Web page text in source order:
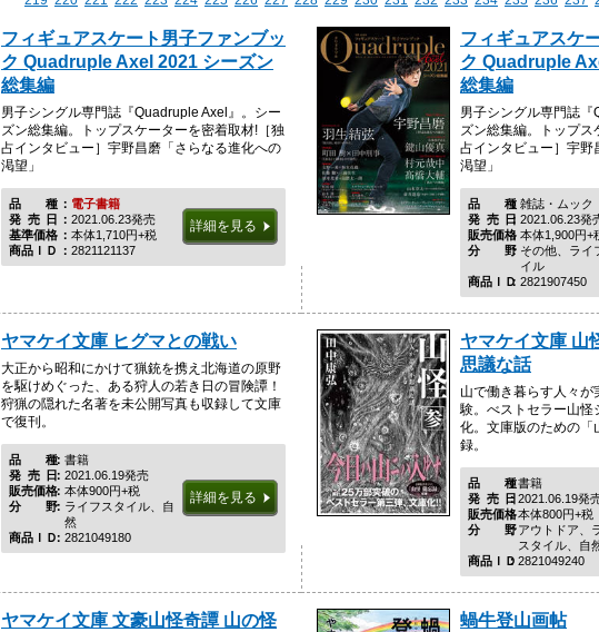
フィギュアスケート男子ファンブッ
ク Quadruple Axel 2021 シーズン
総集編
男子シングル専門誌『Quadruple Axel』。シー
ズン総集編。トップスケーターを密着取材!［独
占インタビュー］宇野昌磨「さらなる進化への
渇望」
品種電子書籍
発売日 2021.06.23発売
基準価格
本体1,710円+税
商品ＩＤ
2821121137
詳細を見る
フィギュアスケ
ク Quadruple
総集編
男子シングル専門誌
ズン総集編。トップ
占インタビュー］宇野
渇望」
品種雑誌・ムック
発売日2021.06.23発
販売価格 本体1,900円+
分野その他、ライ
イル
商品ＩＤ 2821907450
ヤマケイ文庫 ヒグマとの戦い
大正から昭和にかけて猟銃を携え北海道の原野
を駆けめぐった、ある狩人の若き日の冒険譚！
狩猟の隠れた名著を未公開写真も収録して文庫
で復刊。
品種
書籍
発売日 2021.06.19発売
販売価格 本体900円+税
分野ライフスタイル、自
然
商品ＩＤ 2821049180
詳細を見る
ヤマケイ文庫 山
思議な話
山で働き暮らす人々
験。べストセラー山怪
化。文庫版のための「
録。
品種
書籍
発売日2021.06.19発
販売価格本体800円+税
分野アウトドア、
スタイル、自
商品ＩＤ 2821049240
ヤマケイ文庫 文豪山怪奇譚 山の怪
蝸牛登山画帖